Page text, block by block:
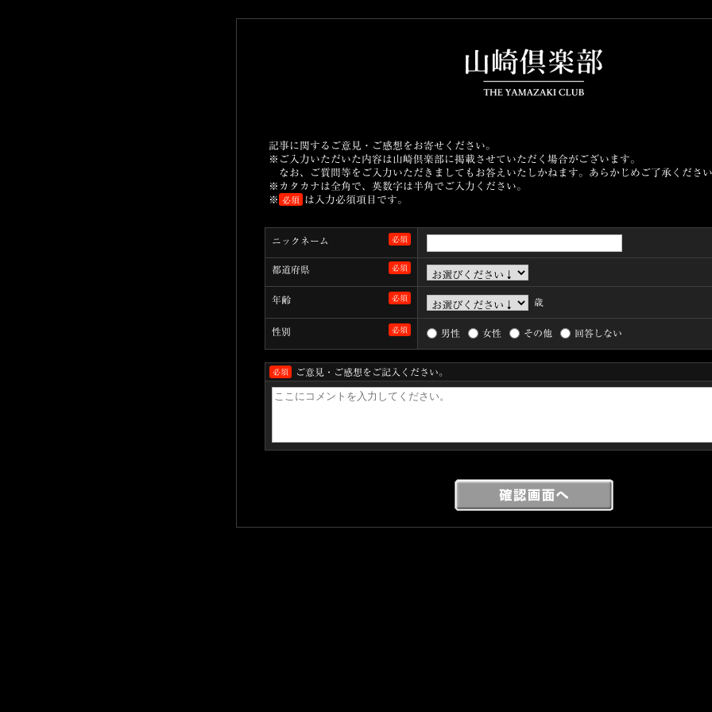
記事に関するご意見・ご感想をお寄せください。
※ ご入力いただいた内容は山崎倶楽部に掲載させていただく場合がございます。
なお、ご質問等をご入力いただきましてもお答えいたしかねます。あらかじめご了承くださ
※ カタカナは全角で、英数字は半角でご入力ください。
※ 必須 は入力必須項目です。
必須
ニックネーム
必須
都道府県
必須
年齢 歳
必須
性別 男性 女性 その他 回答しない
必須 ご意見・ご感想をご記入ください。